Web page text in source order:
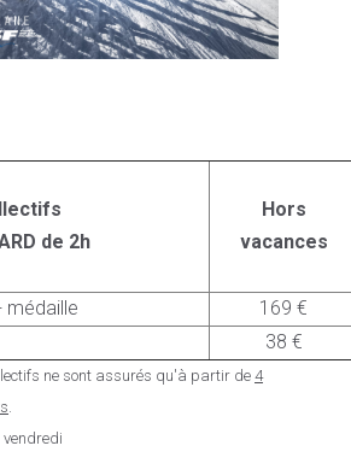
de 2h
Hors
vacances
médaille
169 €
38 €
ne sont assurés qu'à partir de 4
.